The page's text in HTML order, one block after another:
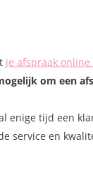
je afspraak
om een
enige tijd een
service en